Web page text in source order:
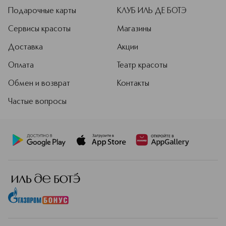
Подарочные карты
Сервисы красоты
Доставка
Оплата
Обмен и возврат
Частые вопросы
КЛУБ ИЛЬ ДЕ БОТЭ
Магазины
Акции
Театр красоты
Контакты